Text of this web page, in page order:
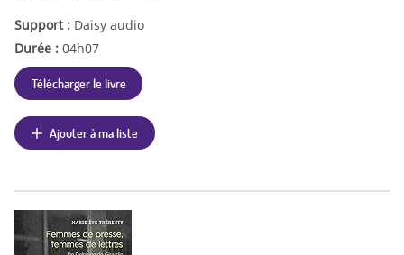
Support : Daisy audio
Durée : 04h07
Télécharger le livre
Ajouter à ma liste